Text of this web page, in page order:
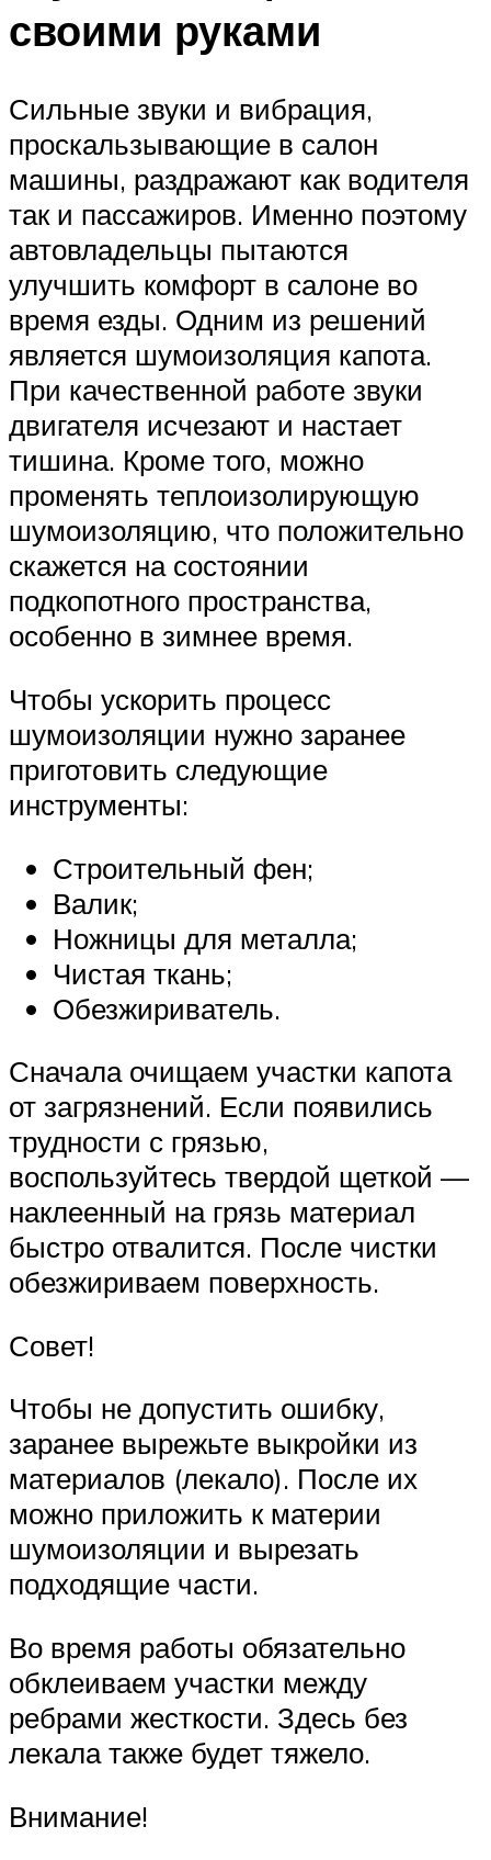
своими руками
Сильные звуки и вибрация,
проскальзывающие в салон
машины, раздражают как водителя
так и пассажиров. Именно поэтому
автовладельцы пытаются
улучшить комфорт в салоне во
время езды. Одним из решений
является шумоизоляция капота.
При качественной работе звуки
двигателя исчезают и настает
тишина. Кроме того, можно
променять теплоизолирующую
шумоизоляцию, что положительно
скажется на состоянии
подкопотного пространства,
особенно в зимнее время.
Чтобы ускорить процесс
шумоизоляции нужно заранее
приготовить следующие
инструменты:
Строительный фен;
Валик;
Ножницы для металла;
Чистая ткань;
Обезжириватель.
Сначала очищаем участки капота
от загрязнений. Если появились
трудности с грязью,
воспользуйтесь твердой щеткой —
наклеенный на грязь материал
быстро отвалится. После чистки
обезжириваем поверхность.
Совет!
Чтобы не допустить ошибку,
заранее вырежьте выкройки из
материалов (лекало). После их
можно приложить к материи
шумоизоляции и вырезать
подходящие части.
Во время работы обязательно
обклеиваем участки между
ребрами жесткости. Здесь без
лекала также будет тяжело.
Внимание!